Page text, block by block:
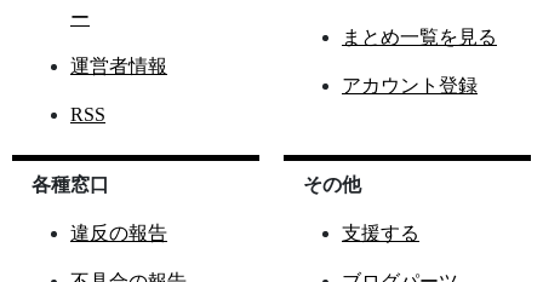
ー
運営者情報
RSS
まとめ一覧を見る
アカウント登録
各種窓口
違反の報告
その他
支援する